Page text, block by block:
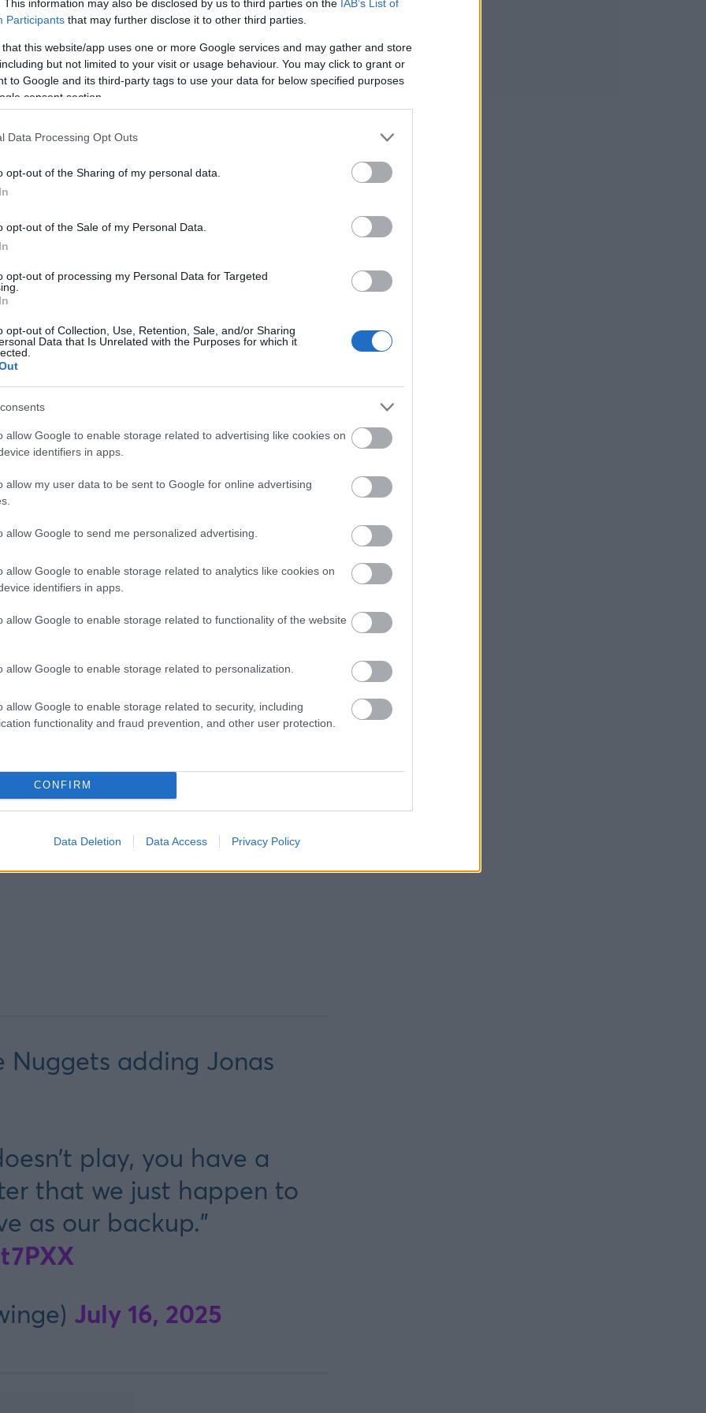
This information may also be disclosed by us to third parties on the IAB’s List of
Participants that may further disclose it to other third parties.
that this website/app uses one or more Google services and may gather and store
but not limited to your visit or usage behaviour. You may click to grant or
to Google and its third-party tags to use your data for below specified purposes
consent section.
Data Processing Opt Outs
opt-out of the Sharing of my personal data.
opt-out of the Sale of my Personal Data.
opt-out of processing my Personal Data for Targeted
opt-out of Collection, Use, Retention, Sale, and/or Sharing
Data that Is Unrelated with the Purposes for which it
allow Google to enable storage related to advertising like cookies on
identifiers in apps.
allow my user data to be sent to Google for online advertising
allow Google to send me personalized advertising.
allow Google to enable storage related to analytics like cookies on
identifiers in apps.
allow Google to enable storage related to functionality of the website
allow Google to enable storage related to personalization.
allow Google to enable storage related to security, including
functionality and fraud prevention, and other user protection.
CONFIRM
Data Deletion Data Access Privacy Policy
θα αποτελεί μόνο... backup τουΓιόκιτς.
για εμάς ο Ντεμάρκους Κάζινς εκείνη τη σεζόν.
έχεις έναν αξιόπιστο και συνεπή σέντερ για
Νάγκετς
να
συζητάνε
Είμαστε σούπερ ευλογημένοι που τον πήραμε
και στο Ντένβερ. Είμαστε πολύ
adding Jonas
play, you have a
that we just happen to
as our backup.”
July 16, 2025